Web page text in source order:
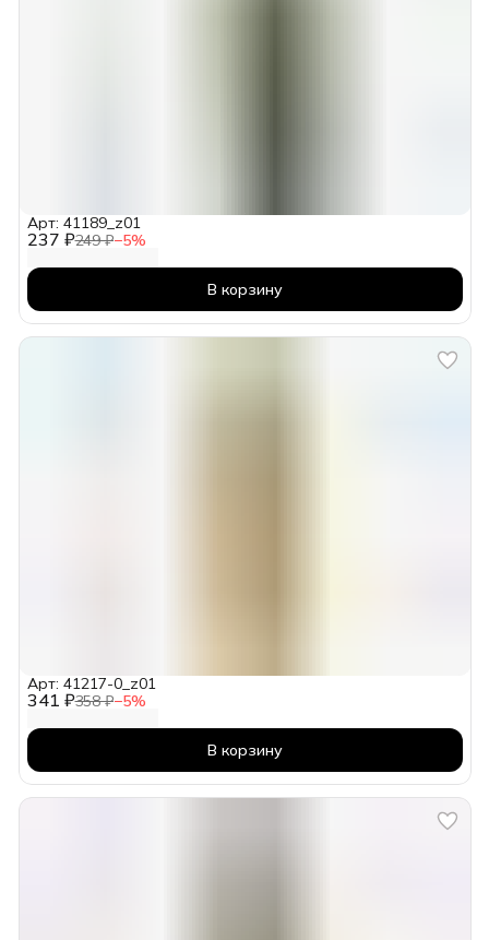
237 ₽249 ₽−5%
Арт: 41189_z01
В корзину
341 ₽358 ₽−5%
Арт: 41217-0_z01
В корзину